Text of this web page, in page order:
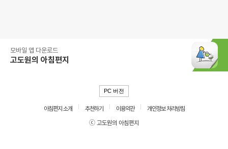
모바일 앱 다운로드
고도원의 아침편지
PC 버전
아침편지 소개 추천하기 이용약관
개인정보 처리방침
ⓒ 고도원의 아침편지